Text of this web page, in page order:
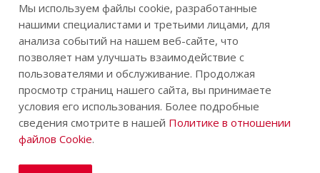
г. Самара, ул. Заводское шоссе, 17
2026 © Строй-К.рф. Сайт не является публичной
офертой.
Мы используем файлы cookie, разработанные
нашими специалистами и третьими лицами, для
анализа событий на нашем веб-сайте, что
позволяет нам улучшать взаимодействие с
пользователями и обслуживание. Продолжая
просмотр страниц нашего сайта, вы принимаете
условия его использования. Более подробные
сведения смотрите в нашей Политике в отношении
файлов Cookie.